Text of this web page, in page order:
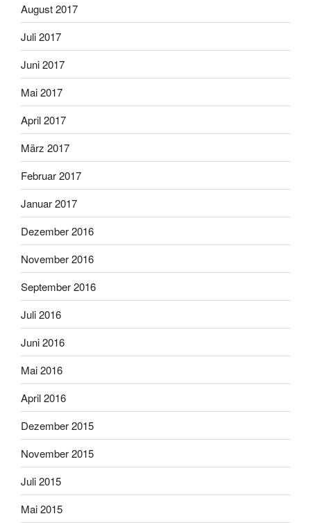
August 2017
Juli 2017
Juni 2017
Mai 2017
April 2017
März 2017
Februar 2017
Januar 2017
Dezember 2016
November 2016
September 2016
Juli 2016
Juni 2016
Mai 2016
April 2016
Dezember 2015
November 2015
Juli 2015
Mai 2015